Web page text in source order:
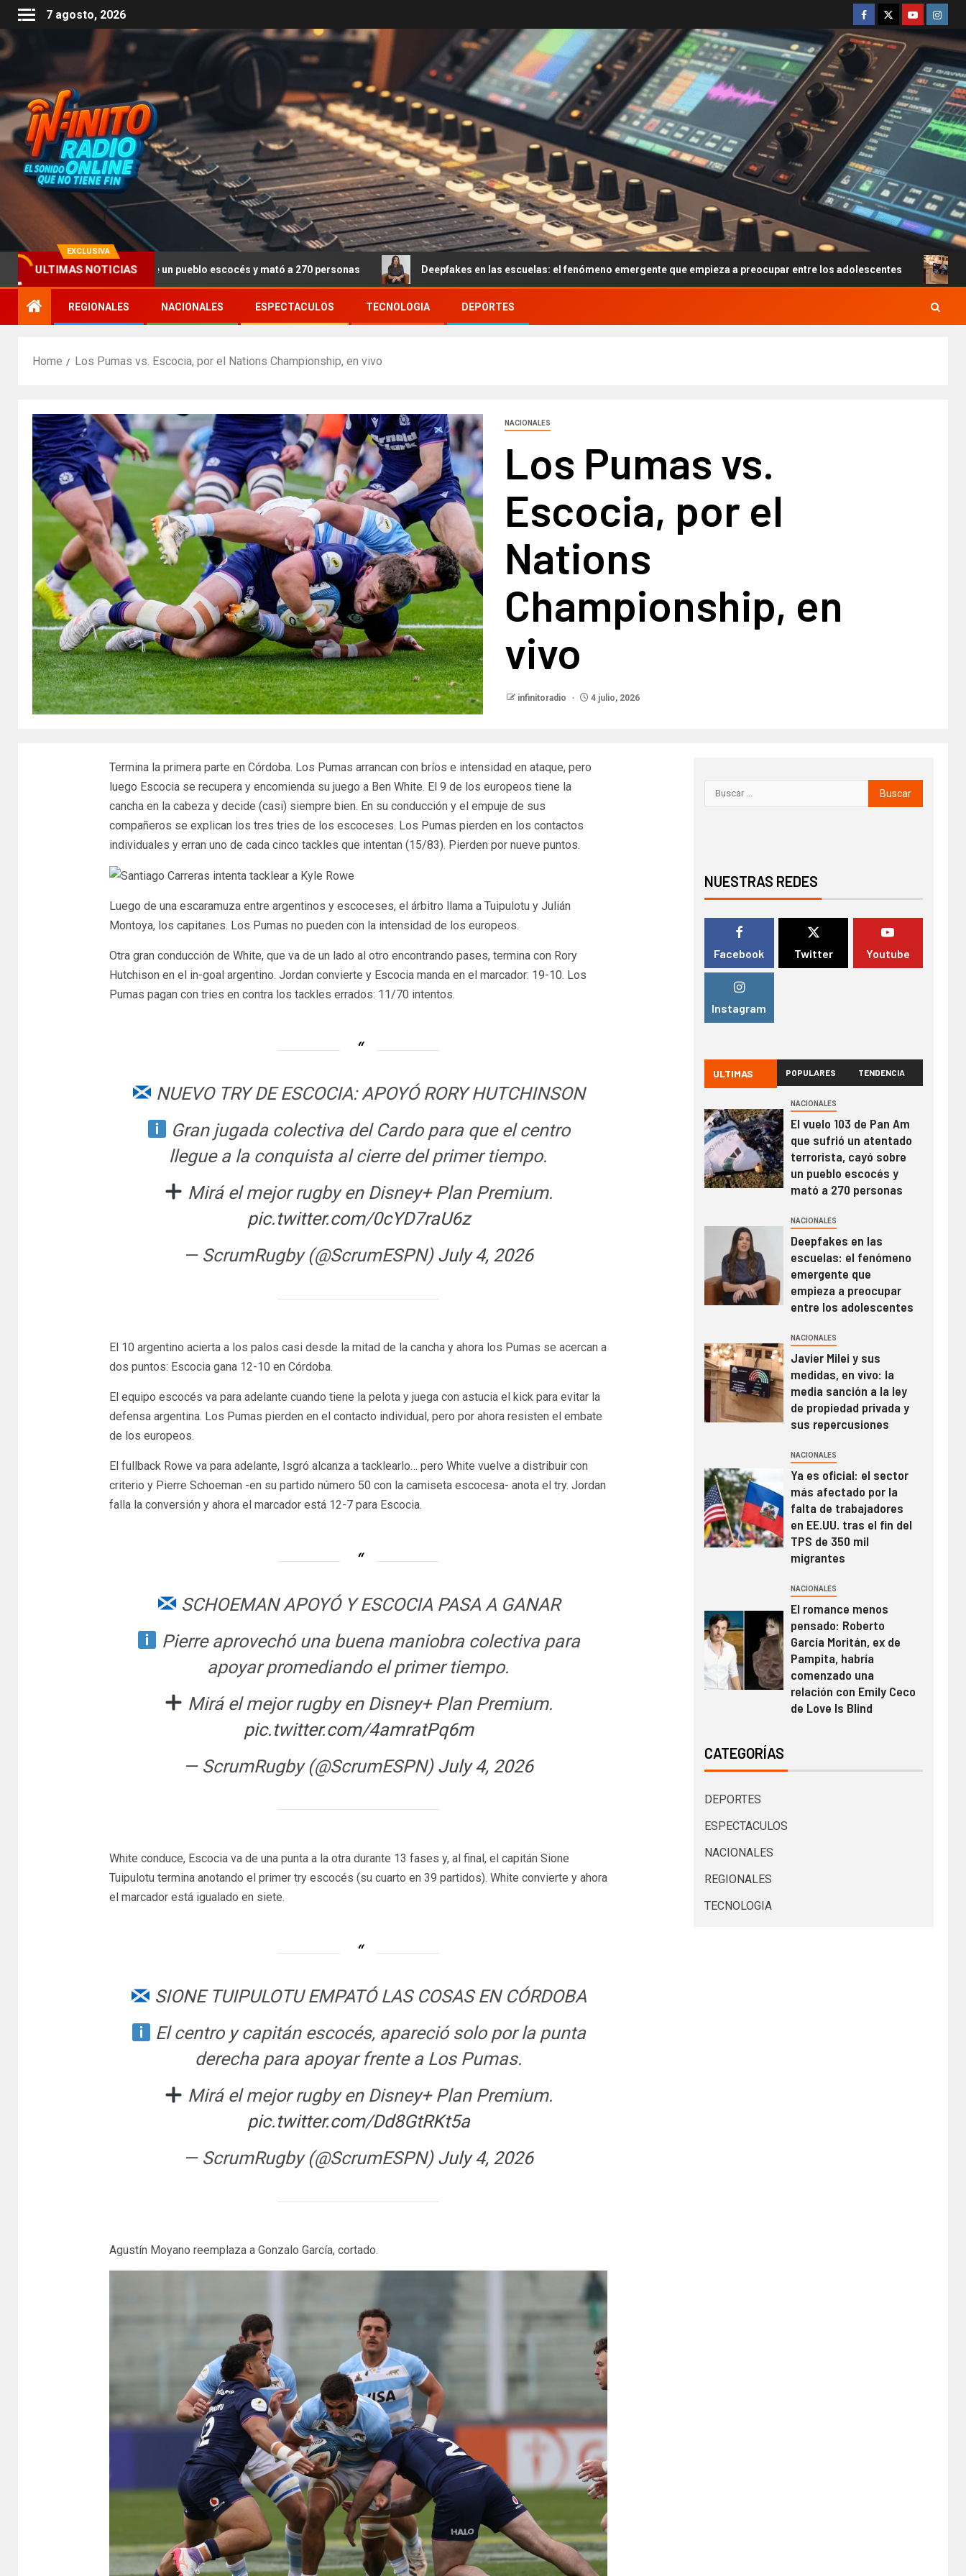
7 agosto, 2026
EXCLUSIVA
ULTIMAS NOTICIAS
cayó sobre un pueblo escocés y mató a 270 personas Deepfakes en las escuelas: el fenómeno emergente que empieza a preocupar entre los adolescentes Javier Milei y
REGIONALES NACIONALES ESPECTACULOS TECNOLOGIA DEPORTES
Home Los Pumas vs. Escocia, por el Nations Championship, en vivo
NACIONALES
Los Pumas vs.
Escocia, por el
Nations
Championship, en
vivo
infinitoradio 4 julio, 2026
Termina la primera parte en Córdoba. Los Pumas arrancan con bríos e intensidad en ataque, pero
luego Escocia se recupera y encomienda su juego a Ben White. El 9 de los europeos tiene la
cancha en la cabeza y decide (casi) siempre bien. En su conducción y el empuje de sus
compañeros se explican los tres tries de los escoceses. Los Pumas pierden en los contactos
individuales y erran uno de cada cinco tackles que intentan (15/83). Pierden por nueve puntos.
Luego de una escaramuza entre argentinos y escoceses, el árbitro llama a Tuipulotu y Julián
Montoya, los capitanes. Los Pumas no pueden con la intensidad de los europeos.
Otra gran conducción de White, que va de un lado al otro encontrando pases, termina con Rory
Hutchison en el in-goal argentino. Jordan convierte y Escocia manda en el marcador: 19-10. Los
Pumas pagan con tries en contra los tackles errados: 11/70 intentos.
NUEVO TRY DE ESCOCIA: APOYÓ RORY HUTCHINSON
Gran jugada colectiva del Cardo para que el centro
llegue a la conquista al cierre del primer tiempo.
Mirá el mejor rugby en Disney+ Plan Premium.
pic.twitter.com/0cYD7raU6z
— ScrumRugby (@ScrumESPN) July 4, 2026
El 10 argentino acierta a los palos casi desde la mitad de la cancha y ahora los Pumas se acercan a
dos puntos: Escocia gana 12-10 en Córdoba.
El equipo escocés va para adelante cuando tiene la pelota y juega con astucia el kick para evitar la
defensa argentina. Los Pumas pierden en el contacto individual, pero por ahora resisten el embate
de los europeos.
El fullback Rowe va para adelante, Isgró alcanza a tacklearlo… pero White vuelve a distribuir con
criterio y Pierre Schoeman -en su partido número 50 con la camiseta escocesa- anota el try. Jordan
falla la conversión y ahora el marcador está 12-7 para Escocia.
SCHOEMAN APOYÓ Y ESCOCIA PASA A GANAR
Pierre aprovechó una buena maniobra colectiva para
apoyar promediando el primer tiempo.
Mirá el mejor rugby en Disney+ Plan Premium.
pic.twitter.com/4amratPq6m
— ScrumRugby (@ScrumESPN) July 4, 2026
White conduce, Escocia va de una punta a la otra durante 13 fases y, al final, el capitán Sione
Tuipulotu termina anotando el primer try escocés (su cuarto en 39 partidos). White convierte y ahora
el marcador está igualado en siete.
SIONE TUIPULOTU EMPATÓ LAS COSAS EN CÓRDOBA
El centro y capitán escocés, apareció solo por la punta
derecha para apoyar frente a Los Pumas.
Mirá el mejor rugby en Disney+ Plan Premium.
pic.twitter.com/Dd8GtRKt5a
— ScrumRugby (@ScrumESPN) July 4, 2026
Agustín Moyano reemplaza a Gonzalo García, cortado.
NUESTRAS REDES
Facebook Twitter Youtube
Instagram
ULTIMAS POPULARES TENDENCIA
NACIONALES
El vuelo 103 de Pan Am
que sufrió un atentado
terrorista, cayó sobre
un pueblo escocés y
mató a 270 personas
NACIONALES
Deepfakes en las
escuelas: el fenómeno
emergente que
empieza a preocupar
entre los adolescentes
NACIONALES
Javier Milei y sus
medidas, en vivo: la
media sanción a la ley
de propiedad privada y
sus repercusiones
NACIONALES
Ya es oficial: el sector
más afectado por la
falta de trabajadores
en EE.UU. tras el fin del
TPS de 350 mil
migrantes
NACIONALES
El romance menos
pensado: Roberto
García Moritán, ex de
Pampita, habría
comenzado una
relación con Emily Ceco
de Love Is Blind
CATEGORÍAS
DEPORTES
ESPECTACULOS
NACIONALES
REGIONALES
TECNOLOGIA